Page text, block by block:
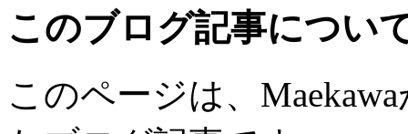
このブログ記事につい
このページは、